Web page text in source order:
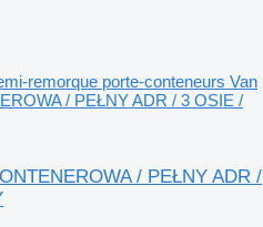
remorque porte-conteneurs Van
/ PEŁNY ADR / 3 OSIE /
/ PEŁNY ADR /